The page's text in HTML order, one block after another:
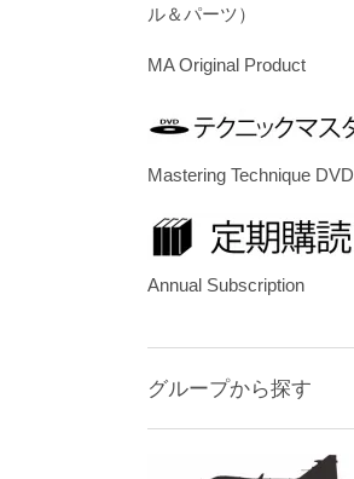
ル＆パーツ）
MA Original Product
Mastering Technique DVD
Annual Subscription
グループから探す